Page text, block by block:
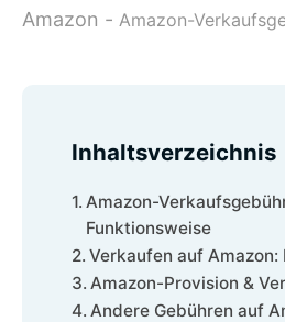
Amazon - Amazon-
Inhaltsverzeichnis
Amazon-
Funktionsweise
Verkaufen auf Amazon:
Amazon-Provision &
Andere Gebühren auf